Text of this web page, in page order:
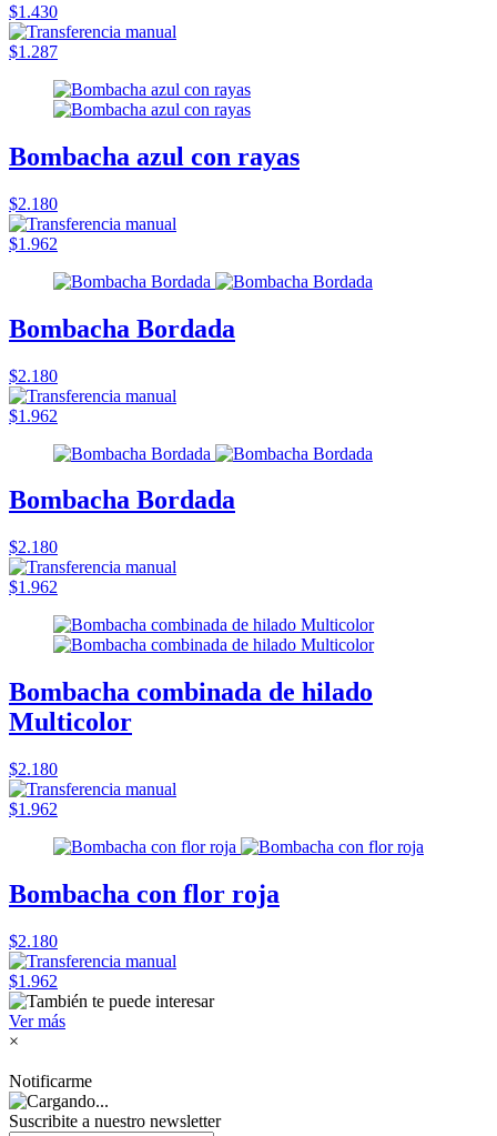
$1.430
$1.287
Bombacha azul con rayas
$2.180
$1.962
Bombacha Bordada
$2.180
$1.962
Bombacha Bordada
$2.180
$1.962
Bombacha combinada de hilado
Multicolor
$2.180
$1.962
Bombacha con flor roja
$2.180
$1.962
Ver más
×
Notificarme
Suscribite a nuestro newsletter